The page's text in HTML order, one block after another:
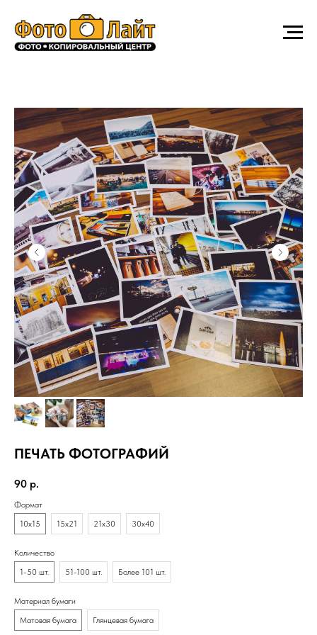
ПЕЧАТЬ ФОТОГРАФИЙ
90 р.
Формат
10х15
15х21 21х30 30х40
Количество
1-50 шт.
51-100 шт. Более 101 шт.
Материал бумаги
Матовая бумага
Глянцевая бумага